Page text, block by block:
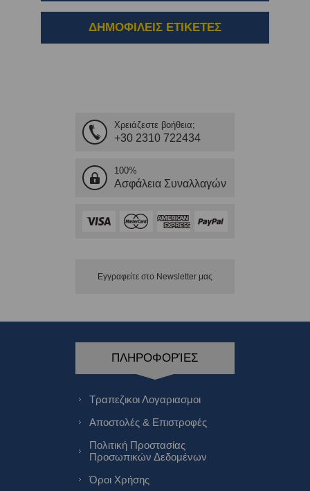
ΔΗΜΟΦΙΛΕΙΣ ΕΤΙΚΕΤΕΣ
Χρειάζεστε βοήθεια;
+30 2310 722434
100%
Ασφάλεια Συναλλαγών
Εγγραφείτε στο Νewsletter μας
ΠΛΗΡΟΦΟΡΊΕΣ
Τραπεζικοι Λογαριασμοι
Αποστολές & Επιστροφές
Πολιτική Προστασίας
Προσωπικών Δεδομένων
Όροι Χρήσης